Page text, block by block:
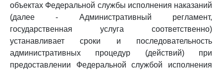
объектах Федеральной службы исполнения наказаний
(далее - Административный регламент,
государственная услуга соответственно)
устанавливает сроки и последовательность
административных процедур (действий) при
предоставлении Федеральной службой исполнения